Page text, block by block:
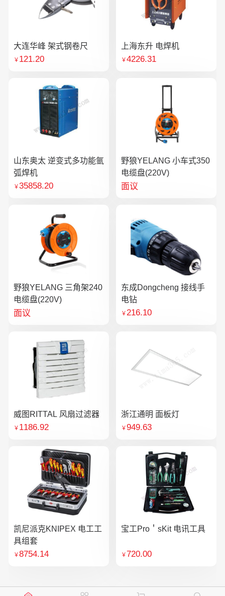
大连华峰 架式钢卷尺
￥ 121.20
上海东升 电焊机
￥4226.31
山东奥太 逆变式多功能氩
弧焊机
￥35858.20
野狼YELANG 小车式350
电缆盘(220V)
面议
野狼YELANG 三角架240
电缆盘(220V)
面议
东成Dongcheng 接线手
电钻
￥216.10
威图RITTAL 风扇过滤器
￥ 1186.92
浙江通明 面板灯
￥949.63
凯尼派克KNIPEX 电工工
具组套
￥8754.14
宝工Pro＇sKit 电讯工具
￥720.00